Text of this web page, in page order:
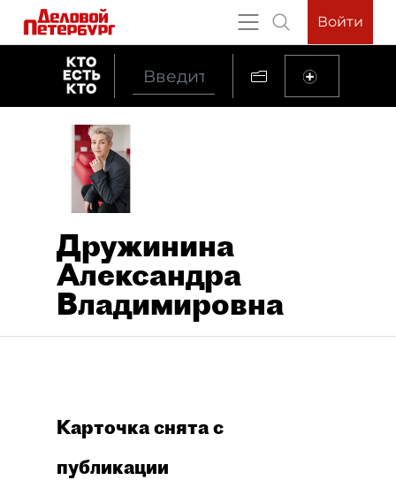
Войти
Дружинина
Александра
Владимировна
Карточка снята с
публикации